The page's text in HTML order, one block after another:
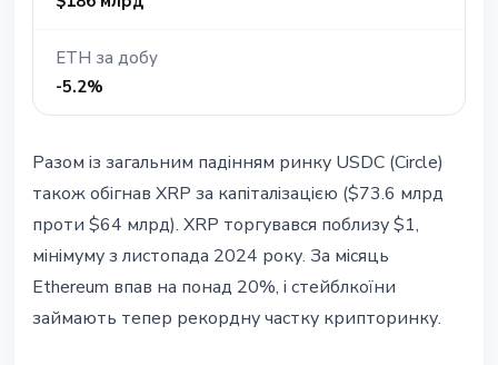
ETH за добу
-5.2%
Разом із загальним падінням ринку USDC (Circle)
також обігнав XRP за капіталізацією ($73.6 млрд
проти $64 млрд). XRP торгувався поблизу $1,
мінімуму з листопада 2024 року. За місяць
Ethereum впав на понад 20%, і стейблкоїни
займають тепер рекордну частку крипторинку.